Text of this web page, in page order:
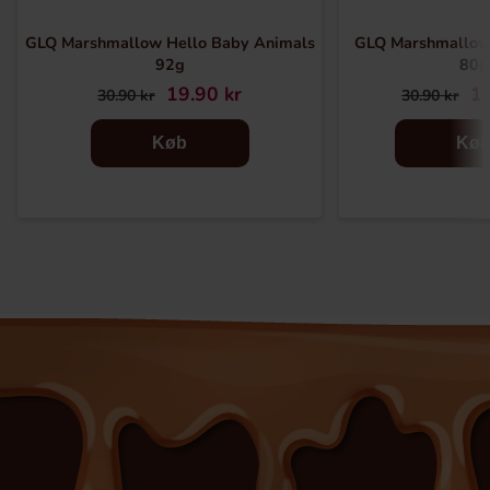
GLQ Marshmallow Hello Baby Animals
92g
30.90 kr 19.90 kr
Køb
GLQ
80g
30.90 kr
Køb